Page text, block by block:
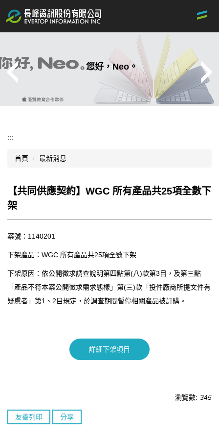
到
容
區
您好，Neo。
:::
首頁 最新消息
【共同供應契約】WGC 所有產品共25項全數下
架
案號：1140201
下架產品：WGC 所有產品共25項全數下架
下架原因：依公開徵求調查說明第四點第(八)款第3目，及第三點
「產品不符本案公開徵求需求態樣」第(三)款「投件廠商所提文件有
疑慮者」第1、2目規定，於調查期間暫停相關產品被訂購。
詳細下架項目
瀏覽數: 345
友善列印 分享